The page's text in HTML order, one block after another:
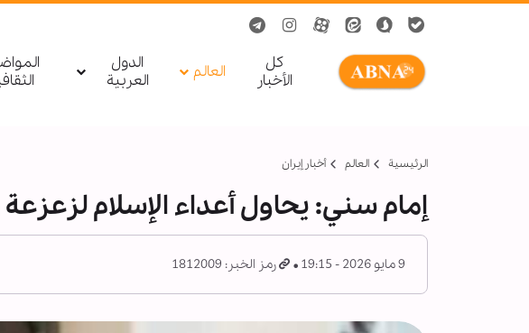
کل
الأخبار
العالم
الدول
العربیة
الرئيسية العالم أخبار إيران
إمام سني: یحاول أعداء الإسلام
9 مايو 2026 - 19:15 رمز الخبر: 1812009